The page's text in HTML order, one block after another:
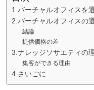
1.バーチャルオフィスを
2.バーチャルオフィスの
結論
提供価格の差
3.ナレッジソサエティの
集客ができる理由
4.さいごに